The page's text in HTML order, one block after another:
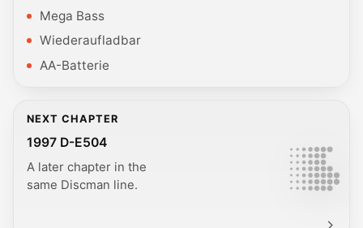
Mega Bass
Wiederaufladbar
AA-Batterie
NEXT CHAPTER
1997 D-E504
A later chapter in the
same Discman line.